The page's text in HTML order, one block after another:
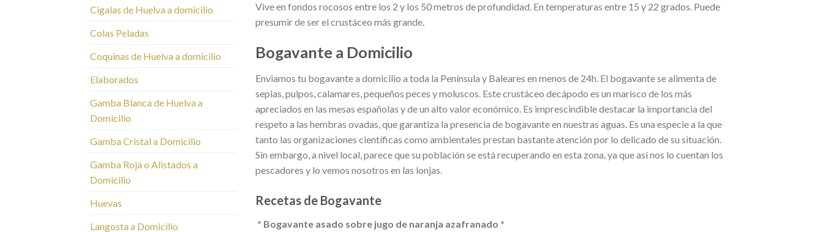
Cigalas de Huelva a domicilio
Colas Peladas
Coquinas de Huelva a domicilio
Elaborados
Gamba Blanca de Huelva a
Domicilio
Gamba Cristal a Domicilio
Gamba Roja o Alistados a
Domicilio
Huevas
Langosta a Domicilio
Vive en fondos rocosos entre los 2 y los 50 metros de profundidad. En temperaturas entre 15 y 22 grados. Puede
presumir de ser el crustáceo más grande.
Bogavante a Domicilio
Enviamos tu bogavante a domicilio a toda la Península y Baleares en menos de 24h. El bogavante se alimenta de
sepias, pulpos, calamares, pequeños peces y moluscos. Este crustáceo decápodo es un marisco de los más
apreciados en las mesas españolas y de un alto valor económico. Es imprescindible destacar la importancia del
respeto a las hembras ovadas, que garantiza la presencia de bogavante en nuestras aguas. Es una especie a la que
tanto las organizaciones científicas como ambientales prestan bastante atención por lo delicado de su situación.
Sin embargo, a nivel local, parece que su población se está recuperando en esta zona, ya que así nos lo cuentan los
pescadores y lo vemos nosotros en las lonjas.
Recetas de Bogavante
* Bogavante asado sobre jugo de naranja azafranado *